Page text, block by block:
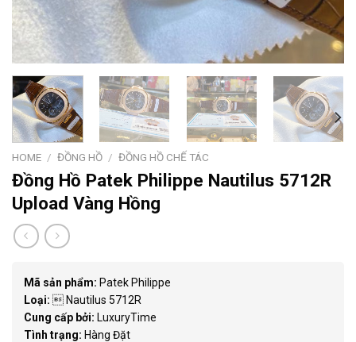
HOME / ĐỒNG HỒ / ĐỒNG HỒ CHẾ TÁC
Đồng Hồ Patek Philippe Nautilus 5712R
Upload Vàng Hồng
Mã sản phẩm: Patek Philippe
Loại:  Nautilus 5712R
Cung cấp bởi: LuxuryTime
Tình trạng: Hàng Đặt